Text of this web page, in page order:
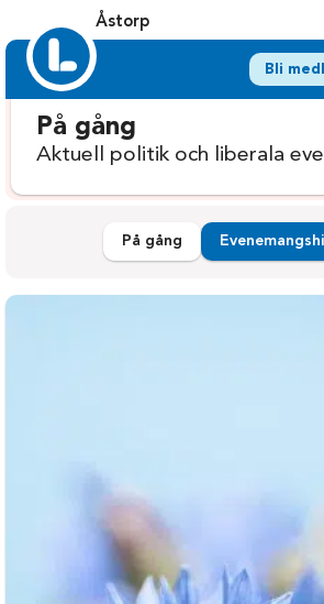
Åstorp
Bli
På gång
Aktuell politik och liberala
På gång